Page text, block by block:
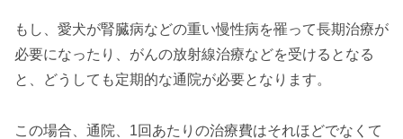
もし、愛犬が腎臓病などの重い慢性病を罹って長期治療が
必要になったり、がんの放射線治療などを受けるとなる
と、どうしても定期的な通院が必要となります。
この場合、通院、1回あたりの治療費はそれほどでなくて